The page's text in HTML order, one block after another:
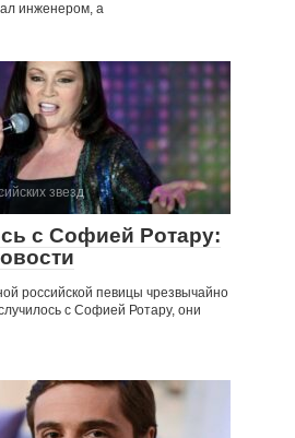
инженером, а
звезд
с Софией Ротару:
российской певицы чрезвычайно
с Софией Ротару, они